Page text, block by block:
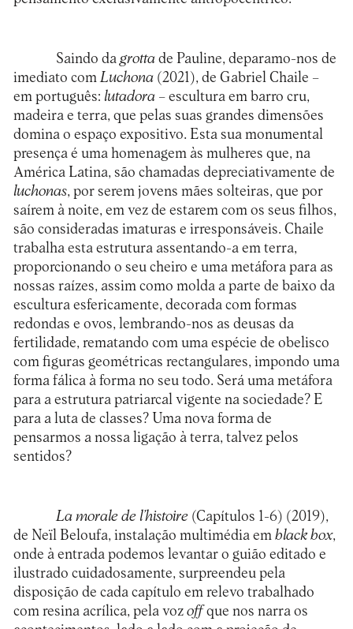
Saindo da grotta de Pauline, deparamo-nos de
imediato comLuchona(2021), de Gabriel Chaile –
em português: lutadora– escultura em barro cru,
madeira e terra, que pelas suas grandes dimensões
domina o espaço expositivo. Esta sua monumental
presença é uma homenagem às mulheres que, na
América Latina, são chamadas depreciativamente de
luchonas, por serem jovens mães solteiras, que por
saírem à noite, em vez de estarem com os seus filhos,
são consideradas imaturas e irresponsáveis. Chaile
trabalha esta estrutura assentando-a em terra,
proporcionando o seu cheiro e uma metáfora para as
nossas raízes, assim como molda a parte de baixo da
escultura esfericamente, decorada com formas
redondas e ovos, lembrando-nos as deusas da
fertilidade, rematando com uma espécie de obelisco
com figuras geométricas rectangulares, impondo uma
forma fálica à forma no seu todo. Será uma metáfora
para a estrutura patriarcal vigente na sociedade? E
para a luta de classes? Uma nova forma de
pensarmos a nossa ligação à terra, talvez pelos
sentidos?
La morale de l’histoire(Capítulos 1-6) (2019),
de Neïl Beloufa, instalação multimédia em black box,
onde à entrada podemos levantar o guião editado e
ilustrado cuidadosamente, surpreendeu pela
disposição de cada capítulo em relevo trabalhado
com resina acrílica, pela voz offque nos narra os